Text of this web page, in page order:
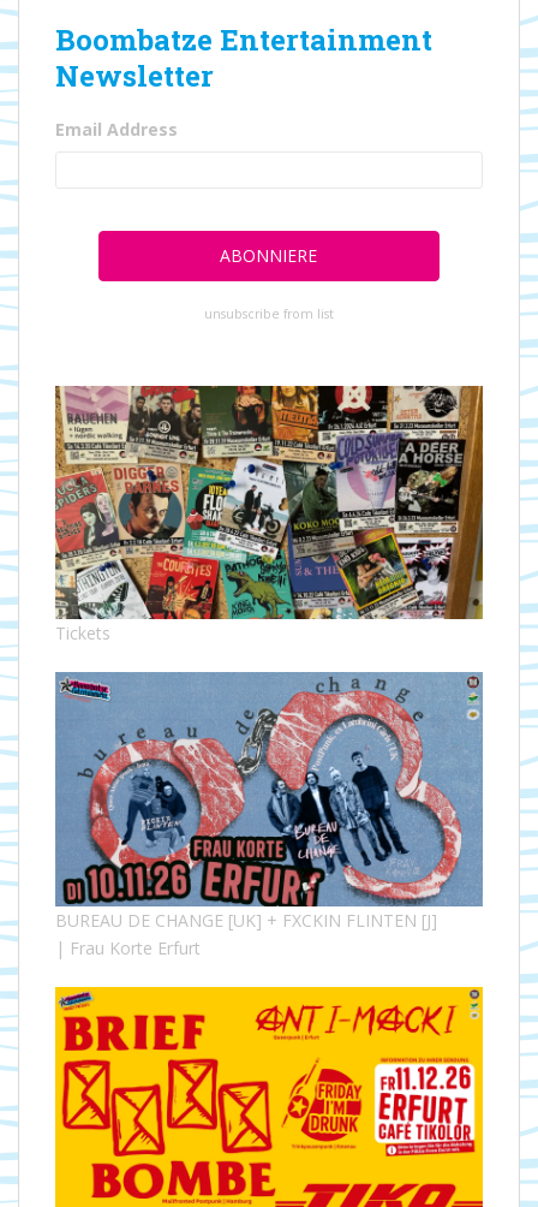
Boombatze Entertainment
Newsletter
Email Address
unsubscribe from list
Tickets
BUREAU DE CHANGE [UK] + FXCKIN FLINTEN [J]
| Frau Korte Erfurt